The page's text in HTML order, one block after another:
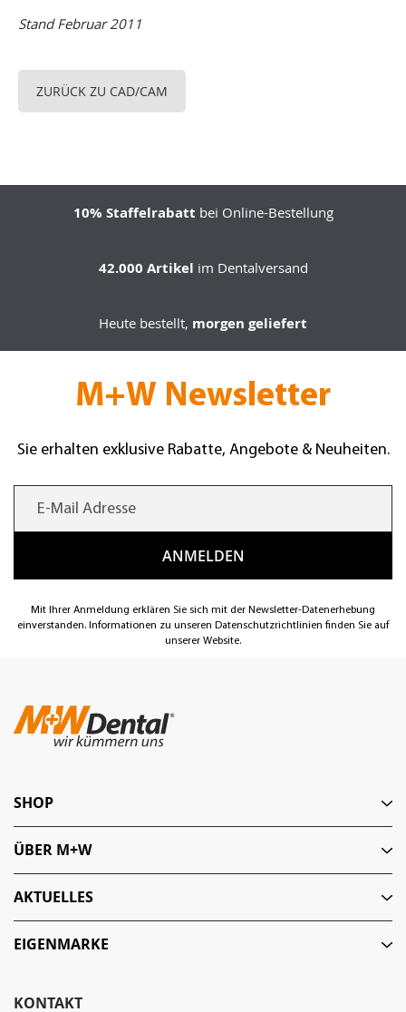
Stand Februar 2011
ZURÜCK ZU CAD/CAM
10% Staffelrabatt bei Online-Bestellung
42.000 Artikel im Dentalversand
Heute bestellt, morgen geliefert
M+W Newsletter
Sie erhalten exklusive Rabatte, Angebote & Neuheiten.
Mit Ihrer Anmeldung erklären Sie sich mit der Newsletter-Datenerhebung
einverstanden. Informationen zu unseren Datenschutzrichtlinien finden Sie auf
unserer Website.
KONTAKT
SHOP
ÜBER M+W
AKTUELLES
EIGENMARKE